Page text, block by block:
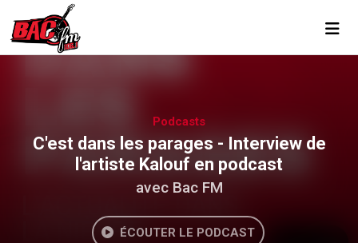
Podcasts
C'est dans les parages - Interview de
l'artiste Kalouf en podcast
avec Bac FM
ÉCOUTER LE PODCAST